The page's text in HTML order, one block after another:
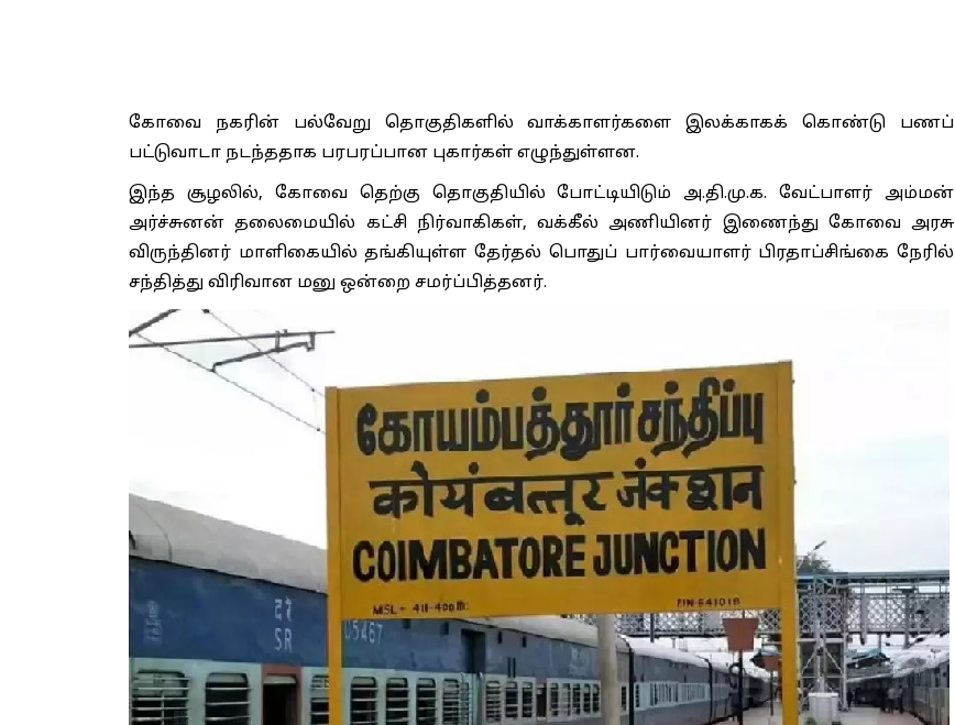
கோவை நகரின் பல்வேறு தொகுதிகளில் வாக்காளர்களை இலக்காகக் கொண்டு பணப்
பட்டுவாடா நடந்ததாக பரபரப்பான புகார்கள் எழுந்துள்ளன.
இந்த சூழலில், கோவை தெற்கு தொகுதியில் போட்டியிடும் அ.தி.மு.க. வேட்பாளர் அம்மன்
அர்ச்சுனன் தலைமையில் கட்சி நிர்வாகிகள், வக்கீல் அணியினர் இணைந்து கோவை அரசு
விருந்தினர் மாளிகையில் தங்கியுள்ள தேர்தல் பொதுப் பார்வையாளர் பிரதாப்சிங்கை நேரில்
சந்தித்து விரிவான மனு ஒன்றை சமர்ப்பித்தனர்.